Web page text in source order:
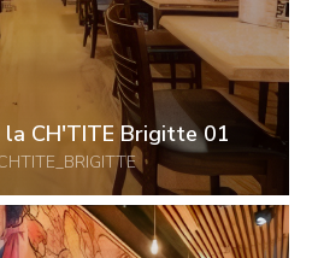
CH'TITE Brigitte 01